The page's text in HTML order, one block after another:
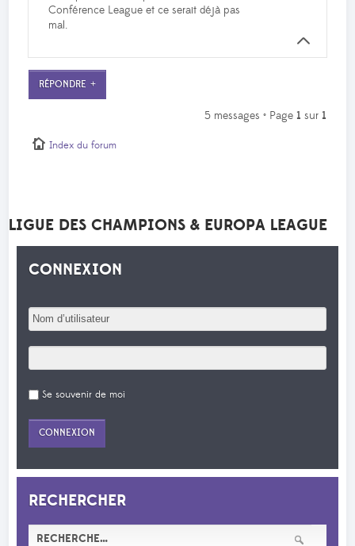
Conférence League et ce serait déjà pas
mal.
RÉPONDRE
5 messages • Page 1 sur 1
Index du forum
LIGUE DES CHAMPIONS & EUROPA LEAGUE
CONNEXION
Se souvenir de moi
RECHERCHER